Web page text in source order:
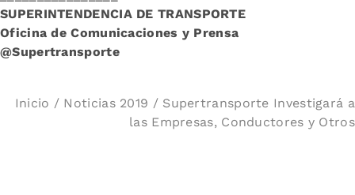
SUPERINTENDENCIA DE TRANSPORTE
Oficina de Comunicaciones y Prensa
@Supertransporte
Inicio / Noticias 2019 / Supertransporte Investigará a
las Empresas, Conductores y Otros